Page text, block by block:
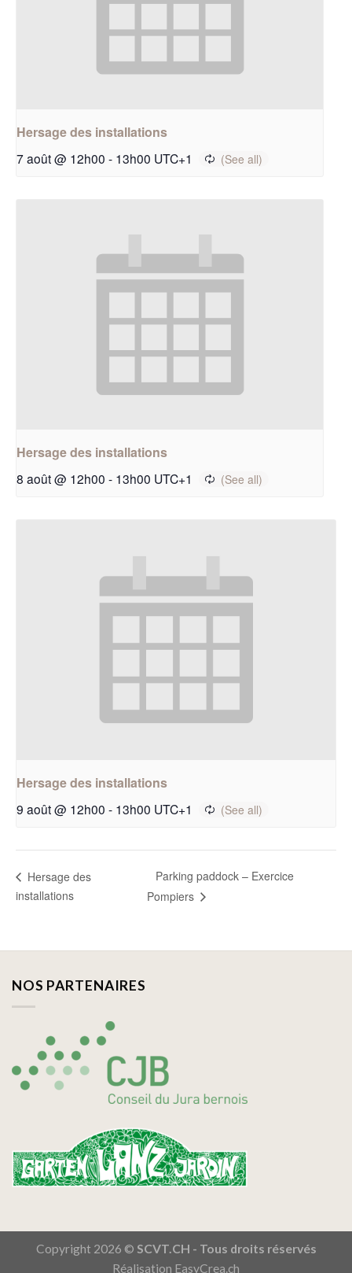
Hersage des installations
7 août @ 12h00 - 13h00 UTC+1
Hersage des installations
8 août @ 12h00 - 13h00 UTC+1
Hersage des installations
9 août @ 12h00 - 13h00 UTC+1
Hersage des
installations
Parking paddock – Exercice
Pompiers
NOS PARTENAIRES
Copyright 2026 © SCVT.CH - Tous droits réservés
Réalisation EasyCrea.ch